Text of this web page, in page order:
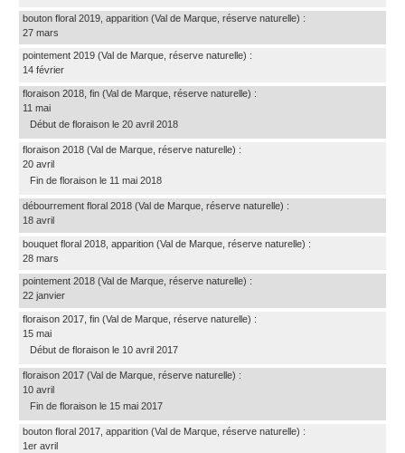
bouton floral 2019, apparition (Val de Marque, réserve naturelle) :
27 mars
pointement 2019 (Val de Marque, réserve naturelle) :
14 février
floraison 2018, fin (Val de Marque, réserve naturelle) :
11 mai
Début de floraison le 20 avril 2018
floraison 2018 (Val de Marque, réserve naturelle) :
20 avril
Fin de floraison le 11 mai 2018
débourrement floral 2018 (Val de Marque, réserve naturelle) :
18 avril
bouquet floral 2018, apparition (Val de Marque, réserve naturelle) :
28 mars
pointement 2018 (Val de Marque, réserve naturelle) :
22 janvier
floraison 2017, fin (Val de Marque, réserve naturelle) :
15 mai
Début de floraison le 10 avril 2017
floraison 2017 (Val de Marque, réserve naturelle) :
10 avril
Fin de floraison le 15 mai 2017
bouton floral 2017, apparition (Val de Marque, réserve naturelle) :
1er avril